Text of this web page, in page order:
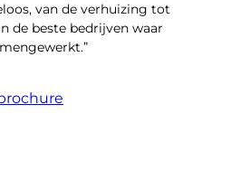
van de verhuizing tot
de beste bedrijven waar